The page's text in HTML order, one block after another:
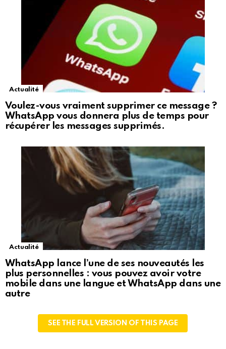
Actualité
Voulez-vous vraiment supprimer ce message ?
WhatsApp vous donnera plus de temps pour
récupérer les messages supprimés.
Actualité
WhatsApp lance l’une de ses nouveautés les
plus personnelles : vous pouvez avoir votre
mobile dans une langue et WhatsApp dans une
autre
SEE THE FULL VERSION OF THIS PAGE